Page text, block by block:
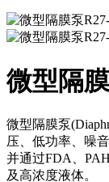
微型隔
微型隔膜泵
压、低功率、噪
并通过FDA、
及高浓度液体。